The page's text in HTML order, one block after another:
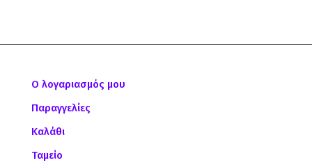
Ο λογαριασμός μου
Παραγγελίες
Καλάθι
Ταμείο